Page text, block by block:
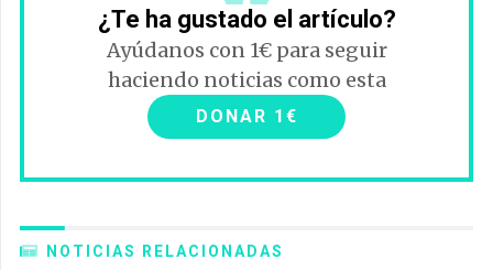
¿Te ha gustado el artículo?
Ayúdanos con 1€ para seguir
haciendo noticias como esta
DONAR 1€
NOTICIAS RELACIONADAS